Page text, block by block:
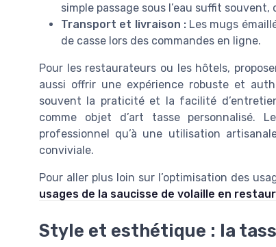
simple passage sous l’eau suffit
Transport et livraison :Les mugs
de casse lors des commandes en ligne.
Pour les restaurateurs ou les hôtels,
aussi offrir une expérience robuste et
souvent la praticité et la facilité
comme objet d’art tasse personnalisé.
professionnel qu’à une utilisation
conviviale.
Pour aller plus loin sur l’optimisation des
usages de la saucisse de volaille en
Style et esthétique : la